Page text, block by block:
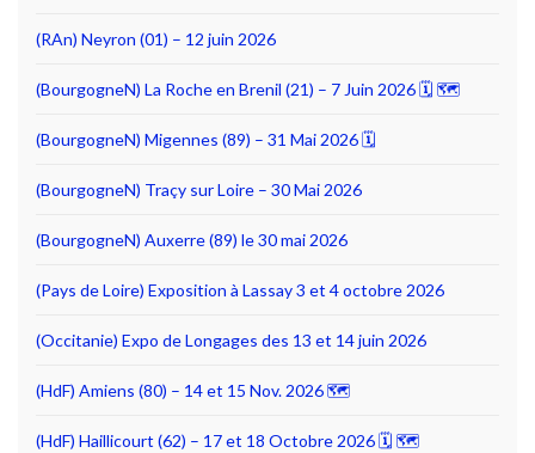
(RAn) Neyron (01) – 12 juin 2026
(BourgogneN) La Roche en Brenil (21) – 7 Juin 2026 🗓 🗺
(BourgogneN) Migennes (89) – 31 Mai 2026 🗓
(BourgogneN) Traçy sur Loire – 30 Mai 2026
(BourgogneN) Auxerre (89) le 30 mai 2026
(Pays de Loire) Exposition à Lassay 3 et 4 octobre 2026
(Occitanie) Expo de Longages des 13 et 14 juin 2026
(HdF) Amiens (80) – 14 et 15 Nov. 2026 🗺
(HdF) Haillicourt (62) – 17 et 18 Octobre 2026 🗓 🗺